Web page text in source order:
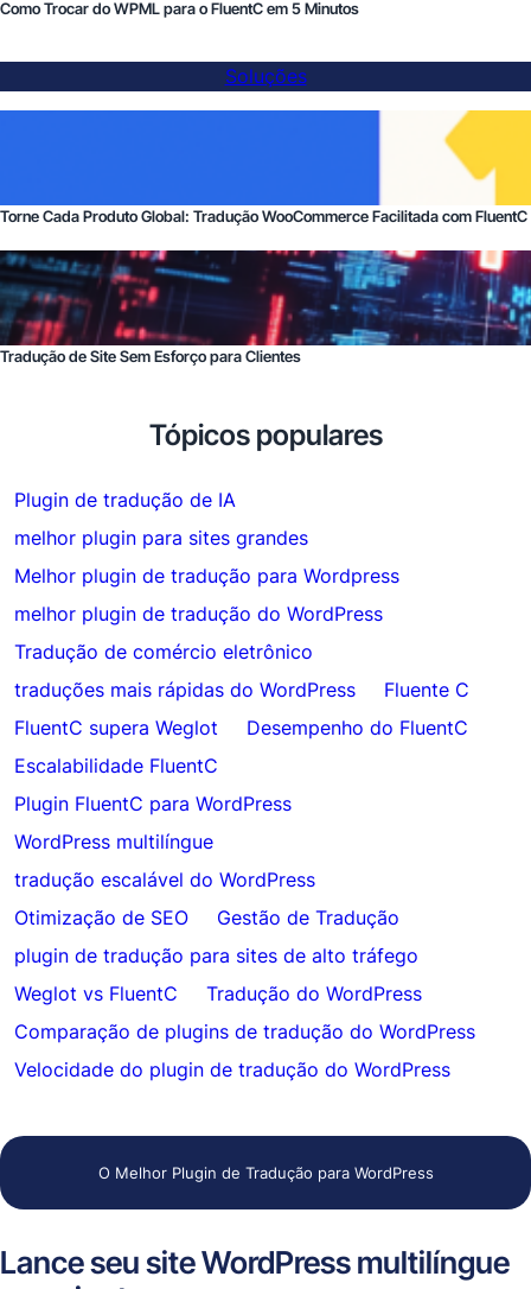
Como Trocar do WPML para o FluentC em 5 Minutos
Soluções
Torne Cada Produto Global: Tradução WooCommerce Facilitada com FluentC
Tradução de Site Sem Esforço para Clientes
Tópicos populares
Plugin de tradução de IA
melhor plugin para sites grandes
Melhor plugin de tradução para Wordpress
melhor plugin de tradução do WordPress
Tradução de comércio eletrônico
traduções mais rápidas do WordPress
Fluente C
FluentC supera Weglot
Desempenho do FluentC
Escalabilidade FluentC
Plugin FluentC para WordPress
WordPress multilíngue
tradução escalável do WordPress
Otimização de SEO
Gestão de Tradução
plugin de tradução para sites de alto tráfego
Weglot vs FluentC
Tradução do WordPress
Comparação de plugins de tradução do WordPress
Velocidade do plugin de tradução do WordPress
O Melhor Plugin de Tradução para WordPress
Lance seu site WordPress multilíngue